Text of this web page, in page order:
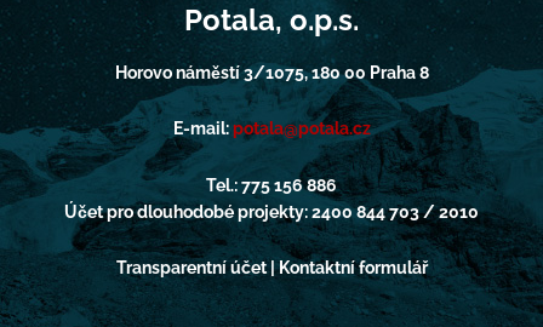
Potala, o.p.s.
Horovo náměstí 3/1075, 180 00 Praha 8
E-mail:potala@potala.cz
Tel.: 775 156 886
Účet pro dlouhodobé projekty: 2400 844 703 / 2010
Transparentní účet | Kontaktní formulář